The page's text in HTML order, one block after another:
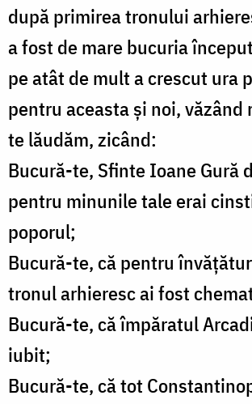
după primirea tronului
a fost de mare bucuria
pe atât de mult a crescut ura
pentru aceasta și noi, văzând
te lăudăm, zicând:
Bucură-te, Sfinte Ioane Gură
pentru minunile tale erai
poporul;
Bucură-te, că pentru
tronul arhieresc ai fost
Bucură-te, că împăratul
iubit;
Bucură-te, că tot